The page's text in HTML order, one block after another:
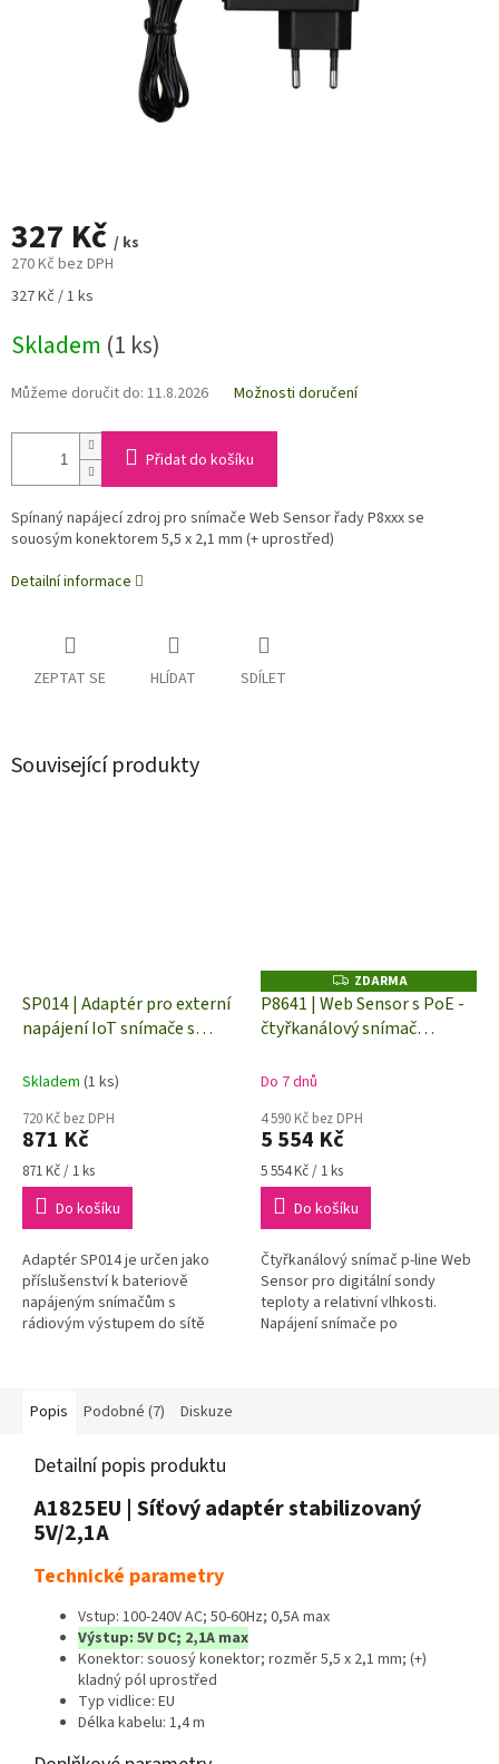
327 Kč / ks
270 Kč bez DPH
Měrná
327 Kč / 1 ks
Skladem (1 ks)
Můžeme doručit do: 11.8.2026 Možnosti doručení
Přidat do košíku
Spínaný napájecí zdroj pro snímače Web Sensor řady P8xxx se
souosým konektorem 5,5 x 2,1 mm (+ uprostřed)
Detailní informace
ZEPTAT SE HLÍDAT SDÍLET
Související produkty
SP014 | Adaptér pro externí
napájení IoT snímače s
Sigfox
Skladem (1 ks)
720 Kč bez DPH
871 Kč
Měrná
cena:
871 Kč / 1 ks
Do košíku
Adaptér SP014 je určen jako
příslušenství k bateriově
napájeným snímačům s
rádiovým výstupem do sítě
Z
D
A
R
M
ZDARMA
P8641 | Web Sensor s PoE -
čtyřkanálový snímač
Do 7 dnů
4 590 Kč bez DPH
5 554 Kč
Měrná
cena:
5 554 Kč / 1 ks
Do košíku
Čtyřkanálový snímač p-line Web
Sensor pro digitální sondy
teploty a relativní vlhkosti.
Napájení snímače po
Popis Podobné (7) Diskuze
Detailní popis produktu
A1825EU | Síťový adaptér stabilizovaný
5V/2,1A
Technické parametry
Vstup: 100-240V AC; 50-60Hz; 0,5A max
Výstup: 5V DC; 2,1A max
Konektor: souosý konektor; rozměr 5,5 x 2,1 mm; (+)
kladný pól uprostřed
Typ vidlice: EU
Délka kabelu: 1,4 m